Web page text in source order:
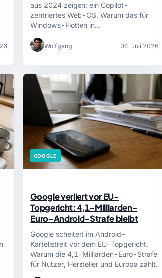
aus 2024 zeigen: ein Copilot-
zentriertes Web-OS. Warum das für
Windows-Flotten in…
Wolfgang 04. Juli 2026
GOOGLE
Google verliert vor EU-
Topgericht: 4,1-Milliarden-
Euro-Android-Strafe bleibt
Google scheitert im Android-
Kartellstreit vor dem EU-Topgericht.
Warum die 4,1-Milliarden-Euro-Strafe
für Nutzer, Hersteller und Europa zählt.